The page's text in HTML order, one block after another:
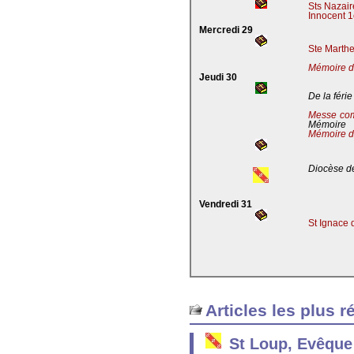
Sts
Innocent
Mercredi 29
Ste
Mémoire
Jeudi 30
De la férie
Messe
Mémoire
Mémoire
Diocèse
Vendredi 31
St Ignace
Articles les plus
St Loup,